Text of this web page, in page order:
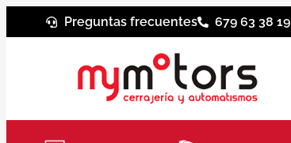
Preguntas frecuentes 679 63 38 19